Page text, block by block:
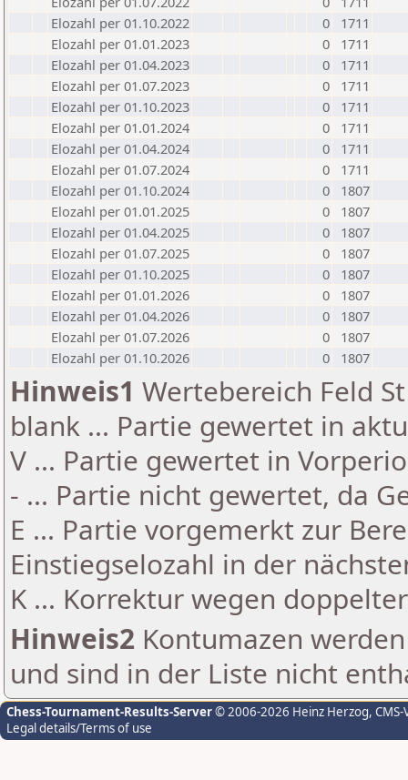
Elozahl per 01.10.2022
0
1711
Elozahl per 01.01.2023
0
1711
Elozahl per 01.04.2023
0
1711
Elozahl per 01.07.2023
0
1711
Elozahl per 01.10.2023
0
1711
Elozahl per 01.01.2024
0
1711
Elozahl per 01.04.2024
0
1711
Elozahl per 01.07.2024
0
1711
Elozahl per 01.10.2024
0
1807
Elozahl per 01.01.2025
0
1807
Elozahl per 01.04.2025
0
1807
Elozahl per 01.07.2025
0
1807
Elozahl per 01.10.2025
0
1807
Elozahl per 01.01.2026
0
1807
Elozahl per 01.04.2026
0
1807
Elozahl per 01.07.2026
0
1807
Elozahl per 01.10.2026
0 1807
Hinweis1 Wertebereich Feld
blank ... Partie gewertet in
V ... Partie gewertet in
- ... Partie nicht gewertet, da
E ... Partie vorgemerkt zur
Einstiegselozahl in der
K ... Korrektur wegen
Hinweis2 Kontumazen
und sind in der Liste nicht
Chess-Tournament-Results-Server© 2006-2026 Heinz Herzog,
Legal details/Terms of use